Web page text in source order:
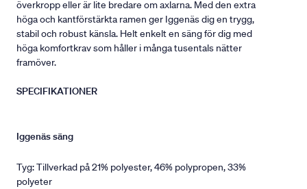
överkropp eller är lite bredare om axlarna. Med den extra
höga och kantförstärkta ramen ger Iggenäs dig en trygg,
stabil och robust känsla. Helt enkelt en säng för dig med
höga komfortkrav som håller i många tusentals nätter
framöver.
SPECIFIKATIONER
Iggenäs säng
Tyg: Tillverkad på 21% polyester, 46% polypropen, 33%
polyeter